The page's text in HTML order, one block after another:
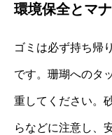
環境保全とマ
ゴミは必ず持ち帰
です。珊瑚へのタ
重してください。
らなどに注意し、